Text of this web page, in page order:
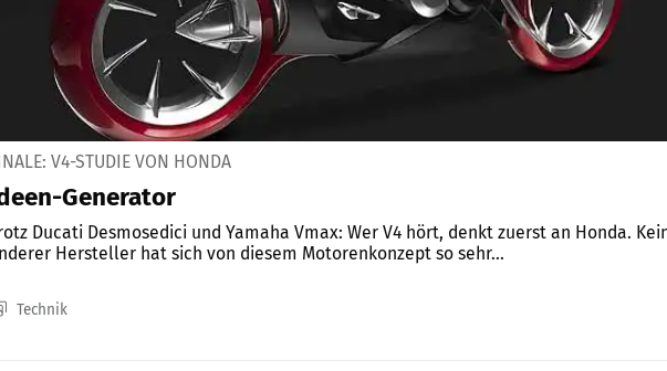
V4-STUDIE VON HONDA
Generator
Ducati Desmosedici und Yamaha Vmax: Wer V4 hört, denkt zuerst an Honda.
Hersteller hat sich von diesem Motorenkonzept so sehr...
Technik